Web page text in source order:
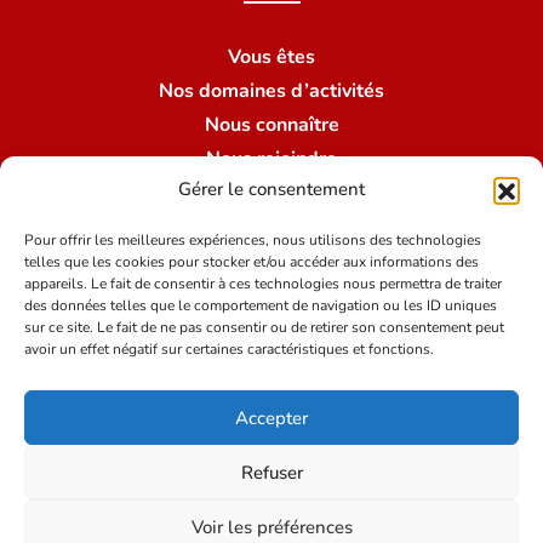
Gérer le consentement
Pour offrir les meilleures expériences, nous utilisons des technologies
telles que les cookies pour stocker et/ou accéder aux informations des
appareils. Le fait de consentir à ces technologies nous permettra de traiter
des données telles que le comportement de navigation ou les ID uniques
sur ce site. Le fait de ne pas consentir ou de retirer son consentement peut
avoir un effet négatif sur certaines caractéristiques et fonctions.
Accepter
Refuser
Voir les préférences
Vous êtes
Nos domaines d’activités
Nous connaître
Nous rejoindre
Nous contacter
Conditions du site
Mentions légales
Politique de protection des données
Crédits